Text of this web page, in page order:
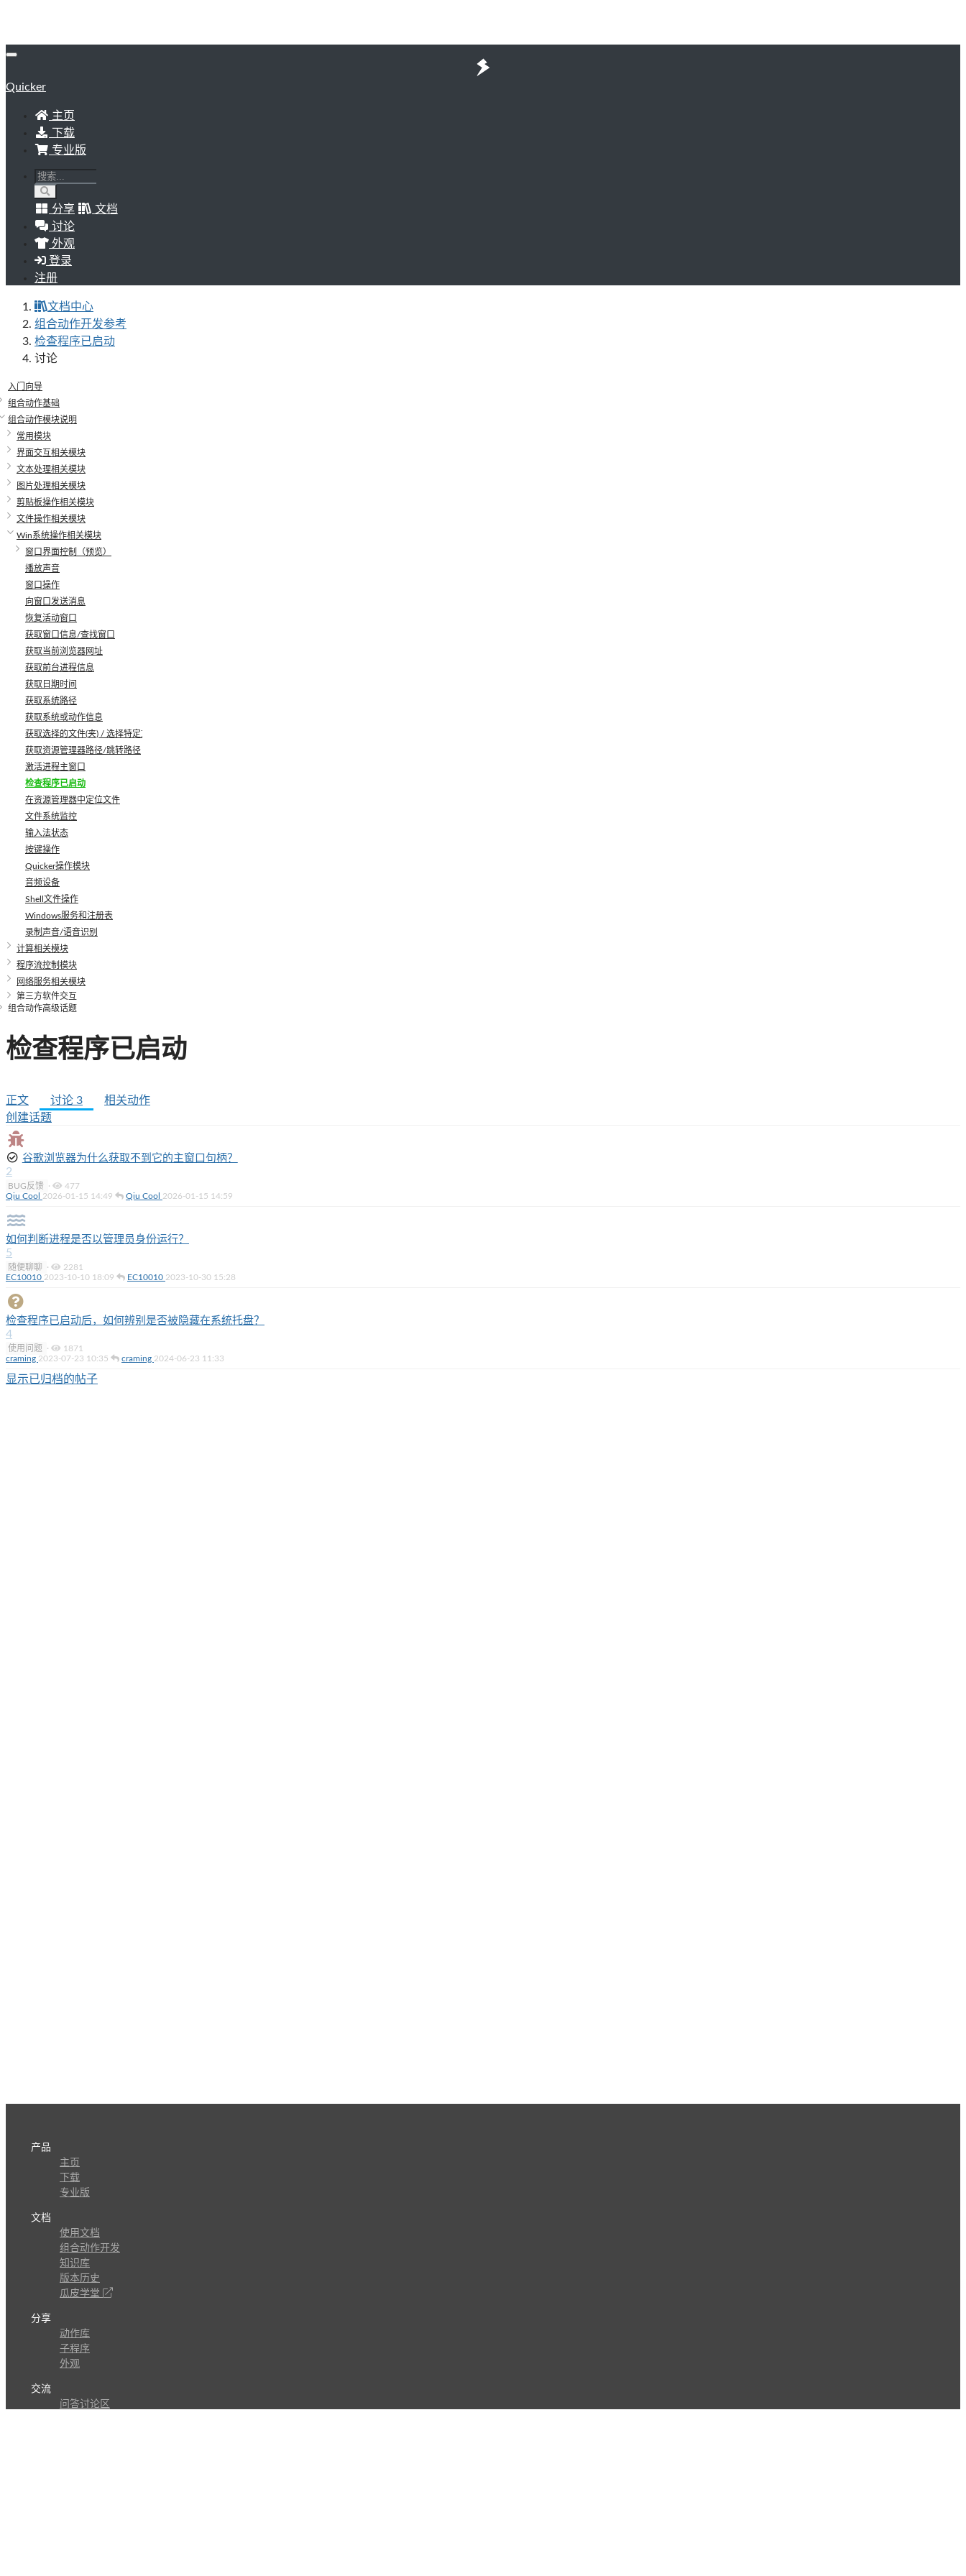
Quicker
主页
下载
专业版
分享
文档
讨论
外观
登录
注册
文档中心
组合动作开发参考
检查程序已启动
讨论
入门向导
组合动作基础
组合动作模块说明
常用模块
界面交互相关模块
文本处理相关模块
图片处理相关模块
剪贴板操作相关模块
文件操作相关模块
Win系统操作相关模块
窗口界面控制（预览）
播放声音
窗口操作
向窗口发送消息
恢复活动窗口
获取窗口信息/查找窗口
获取当前浏览器网址
获取前台进程信息
获取日期时间
获取系统路径
获取系统或动作信息
获取选择的文件(夹) / 选择特定文件
获取资源管理器路径/跳转路径
激活进程主窗口
检查程序已启动
在资源管理器中定位文件
文件系统监控
输入法状态
按键操作
Quicker操作模块
音频设备
Shell文件操作
Windows服务和注册表
录制声音/语音识别
计算相关模块
程序流控制模块
网络服务相关模块
第三方软件交互
组合动作高级话题
检查程序已启动
正文 讨论 3
相关动作
创建话题
谷歌浏览器为什么获取不到它的主窗口句柄？
2
BUG反馈 ·
477
Qiu Cool 2026-01-15 14:49 Qiu Cool 2026-01-15 14:59
如何判断进程是否以管理员身份运行？
5
随便聊聊 ·
2281
EC10010 2023-10-10 18:09 EC10010 2023-10-30 15:28
检查程序已启动后，如何辨别是否被隐藏在系统托盘？
4
使用问题 ·
1871
craming 2023-07-23 10:35 craming 2024-06-23 11:33
显示已归档的帖子
产品
主页
下载
专业版
文档
使用文档
组合动作开发
知识库
版本历史
瓜皮学堂
分享
动作库
子程序
外观
交流
问答讨论区